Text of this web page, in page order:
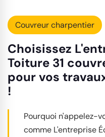
Couvreur charpentier
Choisissez
Toiture 31
pour vos
!
Pourquoi n'appelez-
comme L'entreprise